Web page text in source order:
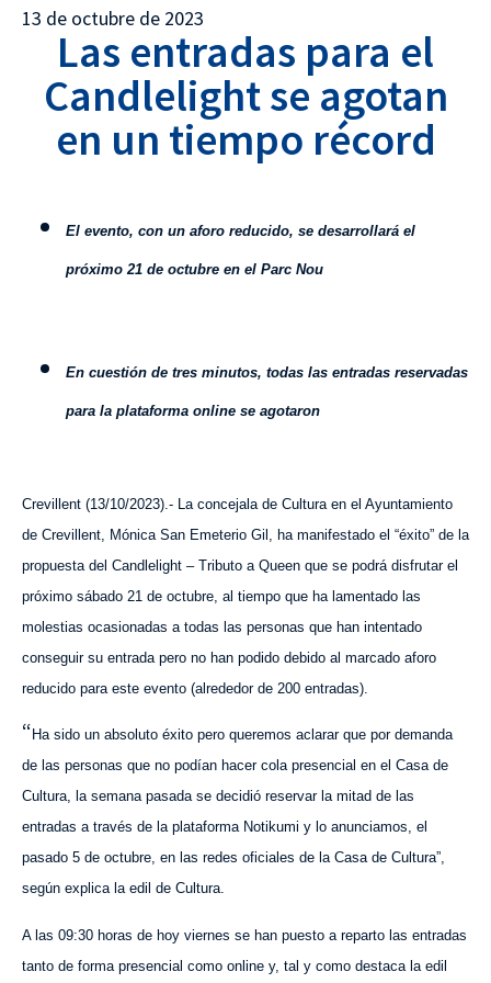
13 de octubre de 2023
Las entradas para el
Candlelight se agotan
en un tiempo récord
El evento, con un aforo reducido, se desarrollará el
próximo 21 de octubre en el Parc Nou
En cuestión de tres minutos, todas las entradas reservadas
para la plataforma online se agotaron
Crevillent (13/10/2023).- La concejala de Cultura en el Ayuntamiento
de Crevillent, Mónica San Emeterio Gil, ha manifestado el “éxito” de la
propuesta del Candlelight – Tributo a Queen que se podrá disfrutar el
próximo sábado 21 de octubre, al tiempo que ha lamentado las
molestias ocasionadas a todas las personas que han intentado
conseguir su entrada pero no han podido debido al marcado aforo
reducido para este evento (alrededor de 200 entradas).
“ Ha sido un absoluto éxito pero queremos aclarar que por demanda
de las personas que no podían hacer cola presencial en el Casa de
Cultura, la semana pasada se decidió reservar la mitad de las
entradas a través de la plataforma Notikumi y lo anunciamos, el
pasado 5 de octubre, en las redes oficiales de la Casa de Cultura”,
según explica la edil de Cultura.
A las 09:30 horas de hoy viernes se han puesto a reparto las entradas
tanto de forma presencial como online y, tal y como destaca la edil